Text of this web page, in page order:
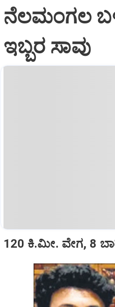
ನೆಲಮಂಗಲ ಬಳಿ
ಇಬ್ಬರ ಸಾವು
120 ಕಿ.ಮೀ. ವೇಗ, 8